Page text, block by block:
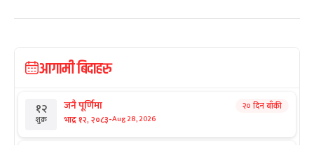
आगामी बिदाहरु
१२
शुक्र
जनै पूर्णिमा
भाद्र १२, २०८३-Aug 28, 2026
२० दिन बाँकी